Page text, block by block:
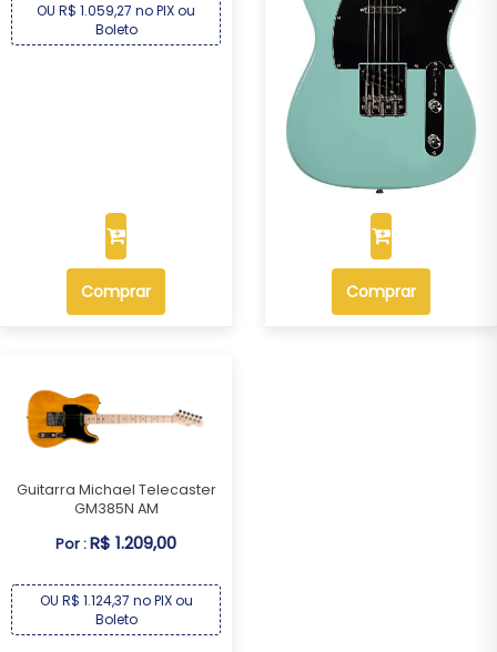
OU R$ 1.059,27 no PIX ou
Boleto
Comprar
Guitarra Michael Telecaster
GM385N AB
R$ 1.209,00
OU R$ 1.124,37 no PIX ou
Comprar
Guitarra Michael Telecaster
GM385N AM
Por :R$ 1.209,00
OU R$ 1.124,37 no PIX ou
Boleto